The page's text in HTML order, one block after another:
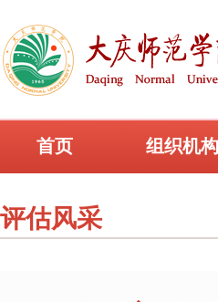
首页 组织机构
评估风采